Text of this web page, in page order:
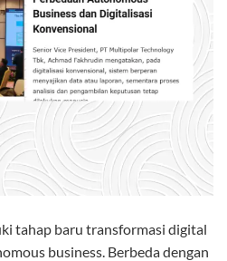
tahap baru transformasi digital
business. Berbeda dengan